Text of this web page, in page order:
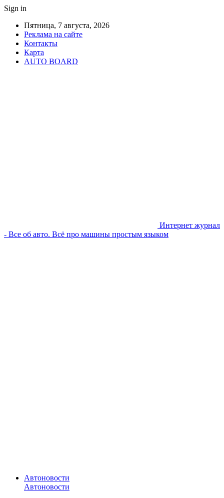
Sign in
Пятница, 7 августа, 2026
Реклама на сайте
Контакты
Карта
AUTO BOARD
Интернет журнал
- Все об авто. Всё про машины простым языком
Автоновости
Автоновости